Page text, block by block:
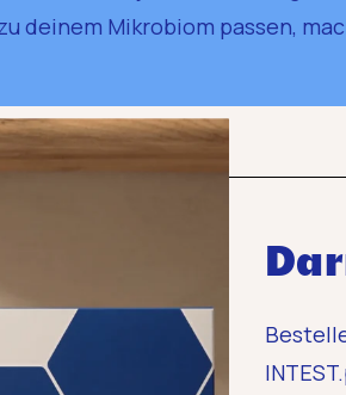
deinem Mikrobiom passen,